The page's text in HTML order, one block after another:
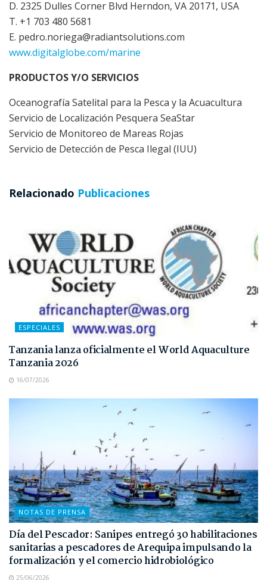
D. 2325 Dulles Corner Blvd Herndon, VA 20171, USA
T. +1 703 480 5681
E. pedro.noriega@radiantsolutions.com
www.digitalglobe.com/marine
PRODUCTOS Y/O SERVICIOS
Oceanografía Satelital para la Pesca y la Acuacultura
Servicio de Localización Pesquera SeaStar
Servicio de Monitoreo de Mareas Rojas
Servicio de Detección de Pesca Ilegal (IUU)
Relacionado Publicaciones
ESPECIALES
Tanzania lanza oficialmente el World Aquaculture
Tanzania 2026
16/07/2026
NOTAS DE PRENSA
Día del Pescador: Sanipes entregó 30 habilitaciones
sanitarias a pescadores de Arequipa impulsando la
formalización y el comercio hidrobiológico
25/06/2026